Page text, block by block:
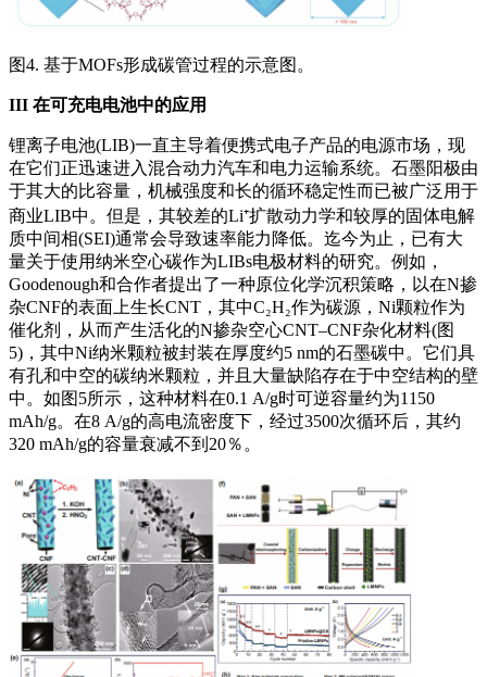
图4. 基于MOFs形成碳管过程的示意图。
III 在可充电电池中的应用
锂离子电池(LIB)一直主导着便携式电子产品的电源市场，现
在它们正迅速进入混合动力汽车和电力运输系统。石墨阳极由
于其大的比容量，机械强度和长的循环稳定性而已被广泛用于
商业LIB中。但是，其较差的Li⁺扩散动力学和较厚的固体电解
质中间相(SEI)通常会导致速率能力降低。迄今为止，已有大
量关于使用纳米空心碳作为LIBs电极材料的研究。例如，
Goodenough和合作者提出了一种原位化学沉积策略，以在N掺
杂CNF的表面上生长CNT，其中C₂H₂作为碳源，Ni颗粒作为
催化剂，从而产生活化的N掺杂空心CNT–CNF杂化材料(图
5)，其中Ni纳米颗粒被封装在厚度约5 nm的石墨碳中。它们具
有孔和中空的碳纳米颗粒，并且大量缺陷存在于中空结构的壁
中。如图5所示，这种材料在0.1 A/g时可逆容量约为1150
mAh/g。在8 A/g的高电流密度下，经过3500次循环后，其约
320 mAh/g的容量衰减不到20％。